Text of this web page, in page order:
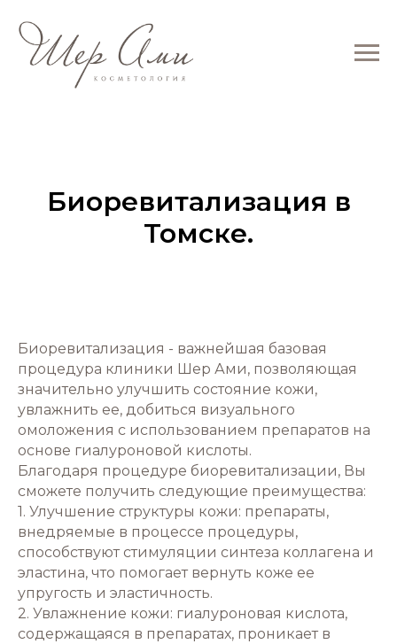
Биоревитализация в
Томске.
Биоревитализация - важнейшая базовая
процедура клиники Шер Ами, позволяющая
значительно улучшить состояние кожи,
увлажнить ее, добиться визуального
омоложения с использованием препаратов на
основе гиалуроновой кислоты.
Благодаря процедуре биоревитализации, Вы
сможете получить следующие преимущества:
1. Улучшение структуры кожи: препараты,
внедряемые в процессе процедуры,
способствуют стимуляции синтеза коллагена и
эластина, что помогает вернуть коже ее
упругость и эластичность.
2. Увлажнение кожи: гиалуроновая кислота,
содержащаяся в препаратах, проникает в